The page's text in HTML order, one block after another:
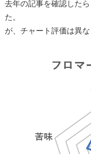
去年の記事を確認した
た。
が、チャート評価は異な